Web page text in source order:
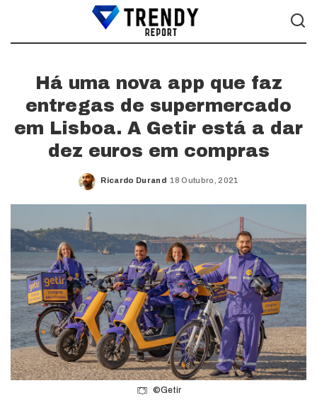
Há uma nova app que faz
entregas de supermercado
em Lisboa. A Getir está a dar
dez euros em compras
Posted
Ricardo Durand 18 Outubro, 2021
©Getir